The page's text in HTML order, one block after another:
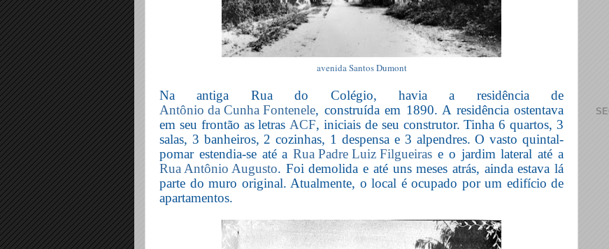
avenida Santos Dumont
Na antiga Rua do Colégio, havia a residência de
Antônio da Cunha Fontenele, construída em 1890. A residência ostentava
em seu frontão as letrasACF, iniciais de seu construtor. Tinha 6 quartos, 3
salas, 3 banheiros, 2 cozinhas, 1 despensa e 3 alpendres. O vasto quintal-
pomar estendia-se até aRua Padre Luiz Filgueiras e o jardim lateral até a
Rua Antônio Augusto. Foi demolida e até uns meses atrás, ainda estava lá
parte do muro original. Atualmente, o local é ocupado por um edifício de
apartamentos.